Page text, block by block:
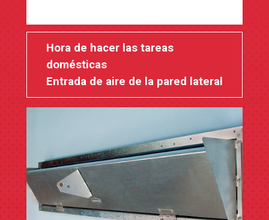
Hora de hacer las tareas
domésticas
Entrada de aire de la pared lateral